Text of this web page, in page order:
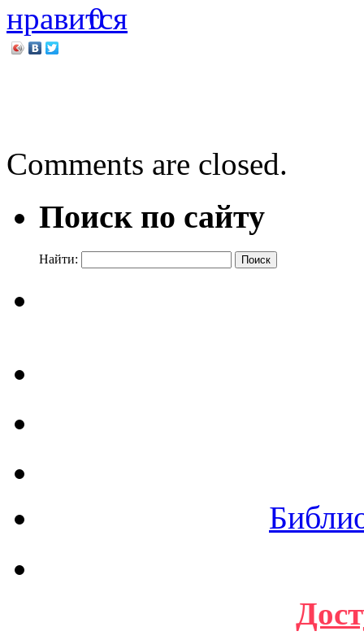
0
Comments are closed.
Поиск по сайту
Найти: